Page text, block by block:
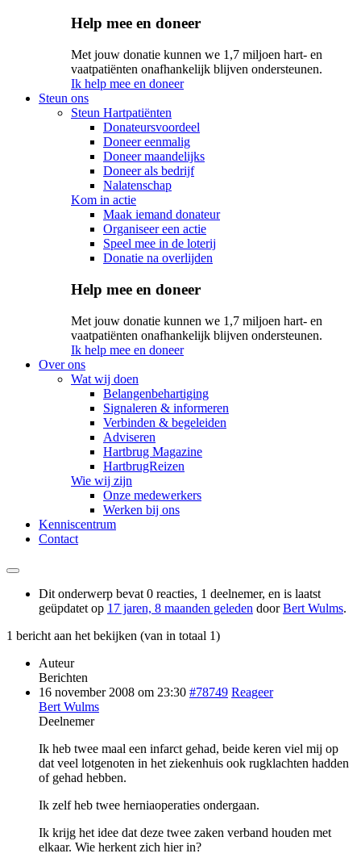
Help mee en doneer
Met jouw donatie kunnen we 1,7 miljoen hart- en
vaatpatiënten onafhankelijk blijven ondersteunen.
Ik help mee en doneer
Steun ons
Steun Hartpatiënten
Donateursvoordeel
Doneer eenmalig
Doneer maandelijks
Doneer als bedrijf
Nalatenschap
Kom in actie
Maak iemand donateur
Organiseer een actie
Speel mee in de loterij
Donatie na overlijden
Help mee en doneer
Met jouw donatie kunnen we 1,7 miljoen hart- en
vaatpatiënten onafhankelijk blijven ondersteunen.
Ik help mee en doneer
Over ons
Wat wij doen
Belangenbehartiging
Signaleren & informeren
Verbinden & begeleiden
Adviseren
Hartbrug Magazine
HartbrugReizen
Wie wij zijn
Onze medewerkers
Werken bij ons
Kenniscentrum
Contact
Dit onderwerp bevat 0 reacties, 1 deelnemer, en is laatst
geüpdatet op 17 jaren, 8 maanden geleden doorBert Wulms.
1 bericht aan het bekijken (van in totaal 1)
Auteur
Berichten
16 november 2008 om 23:30 #78749 Reageer
Bert Wulms
Deelnemer
Ik heb twee maal een infarct gehad, beide keren viel mij op
dat veel lotgenoten in het ziekenhuis ook rugklachten hadden
of gehad hebben.
Ik zelf heb twee herniaoperaties ondergaan.
Ik krijg het idee dat deze twee zaken verband houden met
elkaar. Wie herkent zich hier in?